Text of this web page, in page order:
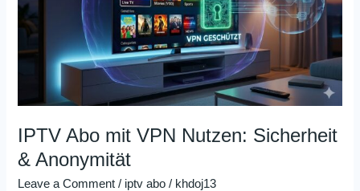
IPTV Abo mit VPN Nutzen: Sicherheit
& Anonymität
Leave a Comment / iptv abo / khdoj13
Nutzen:
Sicherheit
&
Anonymität